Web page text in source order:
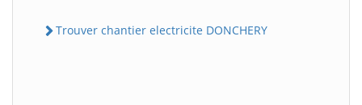
Trouver chantier electricite DONCHERY